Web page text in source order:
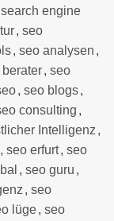
search engine
, seo
, seo analysen ,
, seo
, seo blogs,
consulting ,
Intelligenz ,
, seo erfurt, seo
, seo guru ,
, seo
lüge, seo